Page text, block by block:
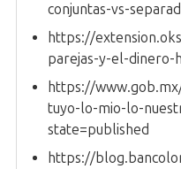
conjuntas-vs-
https://
parejas-y-el-
https://
tuyo-lo-mio-lo-
state=published
https://